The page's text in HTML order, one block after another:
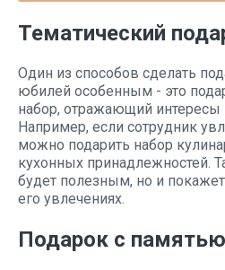
Тематический
Один из способов сделать
юбилей особенным - это
набор, отражающий интересы
Например, если сотрудник
можно подарить набор
кухонных принадлежностей.
будет полезным, но и
его увлечениях.
Подарок с памятью